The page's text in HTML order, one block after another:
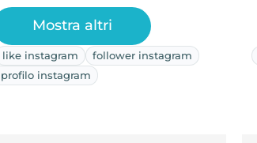
like instagram
follower instagram
instagram
Mostra altri